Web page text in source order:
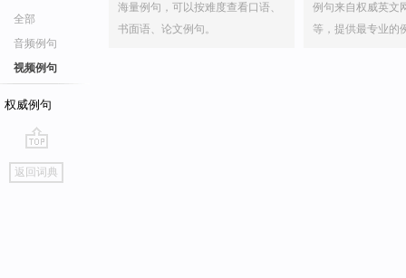
全部
音频例句
视频例句
权威例句
go
top
返回词典
海量例句，可以按难度查看口语、
书面语、论文例句。
例句来自权威英文
等，提供最专业的